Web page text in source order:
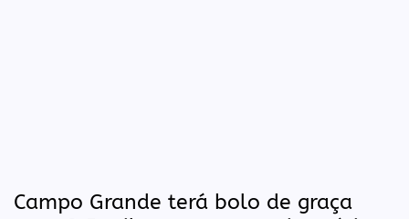
Campo Grande terá bolo de graça